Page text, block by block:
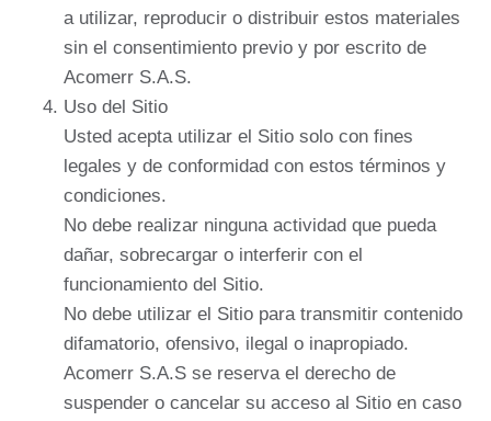
a utilizar, reproducir o distribuir estos materiales
sin el consentimiento previo y por escrito de
Acomerr S.A.S.
Uso del Sitio
Usted acepta utilizar el Sitio solo con fines
legales y de conformidad con estos términos y
condiciones.
No debe realizar ninguna actividad que pueda
dañar, sobrecargar o interferir con el
funcionamiento del Sitio.
No debe utilizar el Sitio para transmitir contenido
difamatorio, ofensivo, ilegal o inapropiado.
Acomerr S.A.S se reserva el derecho de
suspender o cancelar su acceso al Sitio en caso